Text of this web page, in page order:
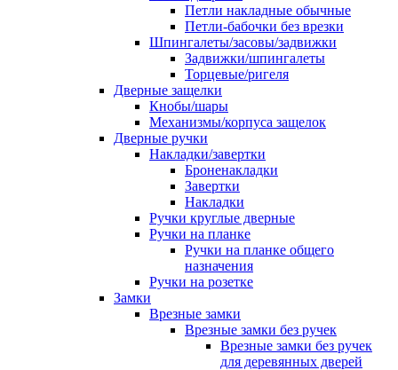
Петли накладные обычные
Петли-бабочки без врезки
Шпингалеты/засовы/задвижки
Задвижки/шпингалеты
Торцевые/ригеля
Дверные защелки
Кнобы/шары
Механизмы/корпуса защелок
Дверные ручки
Накладки/завертки
Броненакладки
Завертки
Накладки
Ручки круглые дверные
Ручки на планке
Ручки на планке общего
назначения
Ручки на розетке
Замки
Врезные замки
Врезные замки без ручек
Врезные замки без ручек
для деревянных дверей